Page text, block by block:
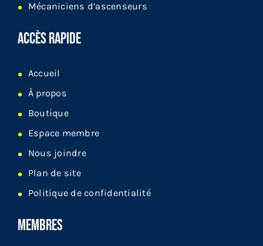
Mécaniciens d’ascenseurs
ACCÈS RAPIDE
Accueil
À propos
Boutique
Espace membre
Nous joindre
Plan de site
Politique de confidentialité
MEMBRES